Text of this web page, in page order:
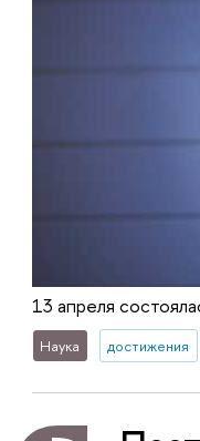
13 апреля
Наука достижения